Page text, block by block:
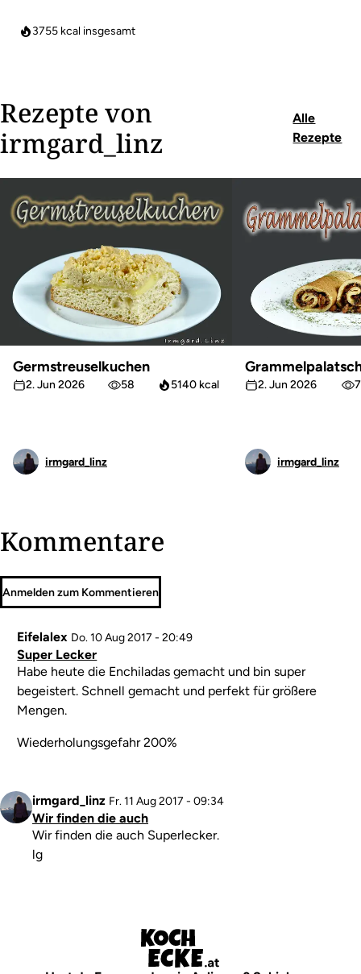
3755 kcal insgesamt
Rezepte von
irmgard_linz
Alle
Rezepte
Germstreuselkuchen
2. Jun 2026 58 5140 kcal
irmgard_linz
2. Jun 2026
irmgard_linz
Kommentare
Anmelden zum Kommentieren
Eifelalex Do. 10 Aug 2017 - 20:49
Super Lecker
Kommentar
Habe heute die Enchiladas gemacht und bin super
begeistert. Schnell gemacht und perfekt für größere
Mengen.
Wiederholungsgefahr 200%
Profilbildirmgard_linz Fr. 11 Aug 2017 - 09:34
Wir finden die auch
Kommentar
Wir finden die auch Superlecker.
lg